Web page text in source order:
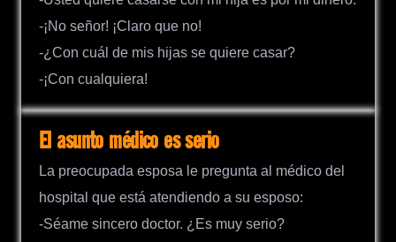
-¡No señor! ¡Claro que no!
-¿Con cuál de mis hijas se quiere casar?
-¡Con cualquiera!
El asunto médico es serio
La preocupada esposa le pregunta al médico del
hospital que está atendiendo a su esposo:
-Séame sincero doctor. ¿Es muy serio?